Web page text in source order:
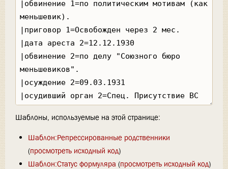
Шаблоны, используемые на этой странице:
Шаблон:Репрессированные родственники
(просмотреть исходный код)
Шаблон:Статус формуляра (просмотреть исходный код)